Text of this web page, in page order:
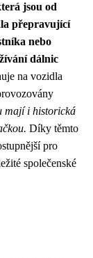
jsou od
přepravující
nebo
dálnic
na vozidla
mají i historická
Díky těmto
pro
společenské